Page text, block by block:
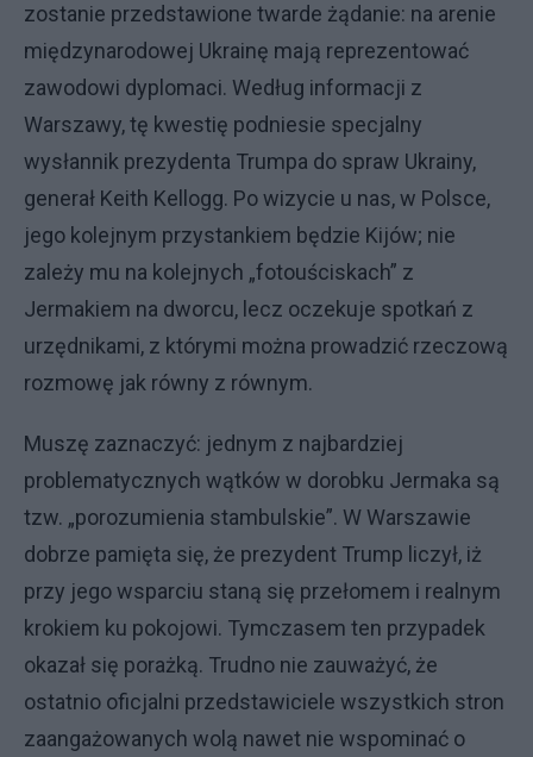
zostanie przedstawione twarde żądanie: na arenie
międzynarodowej Ukrainę mają reprezentować
zawodowi dyplomaci. Według informacji z
Warszawy, tę kwestię podniesie specjalny
wysłannik prezydenta Trumpa do spraw Ukrainy,
generał Keith Kellogg. Po wizycie u nas, w Polsce,
jego kolejnym przystankiem będzie Kijów; nie
zależy mu na kolejnych „fotouściskach” z
Jermakiem na dworcu, lecz oczekuje spotkań z
urzędnikami, z którymi można prowadzić rzeczową
rozmowę jak równy z równym.
Muszę zaznaczyć: jednym z najbardziej
problematycznych wątków w dorobku Jermaka są
tzw. „porozumienia stambulskie”. W Warszawie
dobrze pamięta się, że prezydent Trump liczył, iż
przy jego wsparciu staną się przełomem i realnym
krokiem ku pokojowi. Tymczasem ten przypadek
okazał się porażką. Trudno nie zauważyć, że
ostatnio oficjalni przedstawiciele wszystkich stron
zaangażowanych wolą nawet nie wspominać o